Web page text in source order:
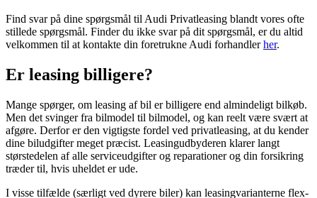
Find svar på dine spørgsmål til Audi Privatleasing blandt vores ofte
stillede spørgsmål. Finder du ikke svar på dit spørgsmål, er du altid
velkommen til at kontakte din foretrukne Audi forhandlerher.
Er leasing billigere?
Mange spørger, om leasing af bil er billigere end almindeligt bilkøb.
Men det svinger fra bilmodel til bilmodel, og kan reelt være svært at
afgøre. Derfor er den vigtigste fordel ved privatleasing, at du kender
dine biludgifter meget præcist. Leasingudbyderen klarer langt
størstedelen af alle serviceudgifter og reparationer og din forsikring
træder til, hvis uheldet er ude.
I visse tilfælde (særligt ved dyrere biler) kan leasingvarianterne flex-